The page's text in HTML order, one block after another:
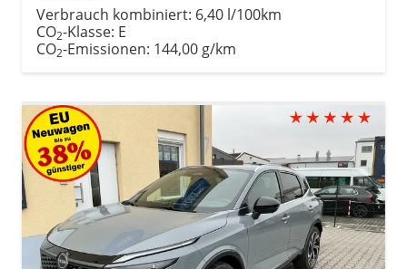
Verbrauch kombiniert: 6,40 l/100km
CO2-Klasse: E
CO2-Emissionen: 144,00 g/km